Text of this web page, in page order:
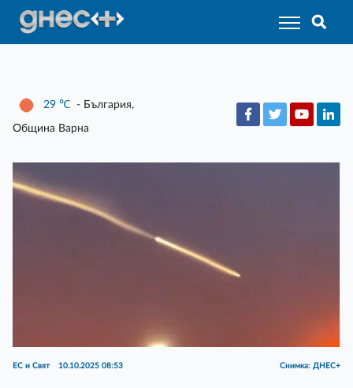
29 ℃ - България,
Община Варна
ЕС и Свят 10.10.2025 08:53 Снимка: ДНЕС+